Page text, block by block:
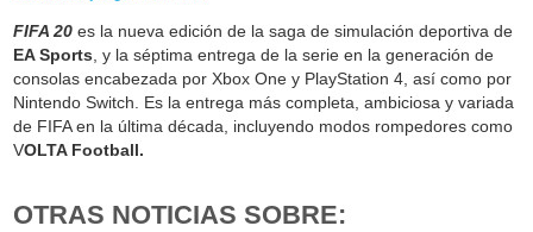
FIFA 20 es la nueva edición de la saga de simulación deportiva de
EA Sports, y la séptima entrega de la serie en la generación de
consolas encabezada por Xbox One y PlayStation 4, así como por
Nintendo Switch. Es la entrega más completa, ambiciosa y variada
de FIFA en la última década, incluyendo modos rompedores como
VOLTA Football.
OTRAS NOTICIAS SOBRE: